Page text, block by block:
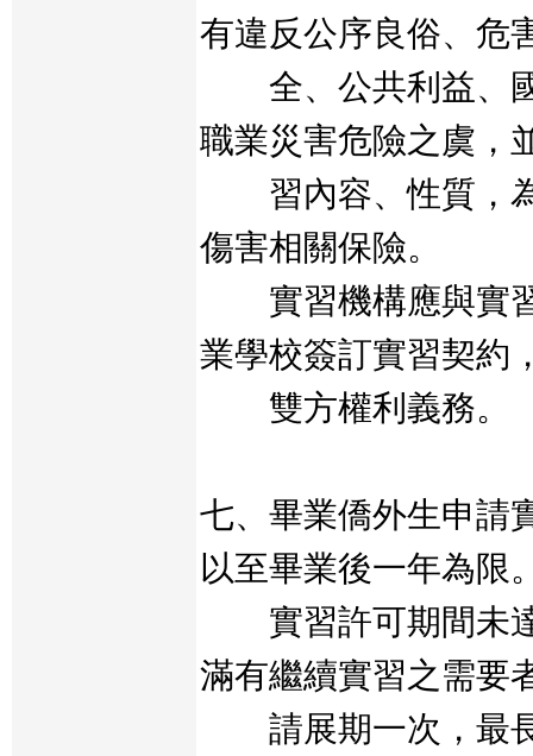
有違反公序良俗、危
全、公共利益、國
職業災害危險之虞，
習內容、性質，為
傷害相關保險。
實習機構應與實習
業學校簽訂實習契約
雙方權利義務。
七、畢業僑外生申請
以至畢業後一年為限
實習許可期間未達
滿有繼續實習之需要
請展期一次，最長